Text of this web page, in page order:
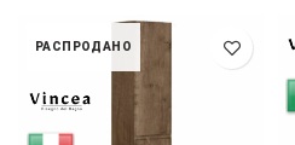
РАСПРОДАНО